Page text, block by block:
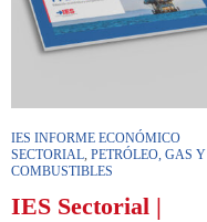
IES INFORME ECONÓMICO
SECTORIAL, PETRÓLEO, GAS Y
COMBUSTIBLES
IES Sectorial |